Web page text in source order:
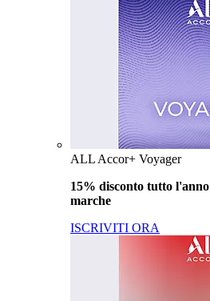
ALL Accor+ Voyager
15% disconto tutto l'anno
marche
ISCRIVITI ORA